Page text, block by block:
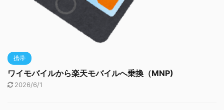
携帯
ワイモバイルから楽天モバイルへ乗換（MNP)
2026/6/1